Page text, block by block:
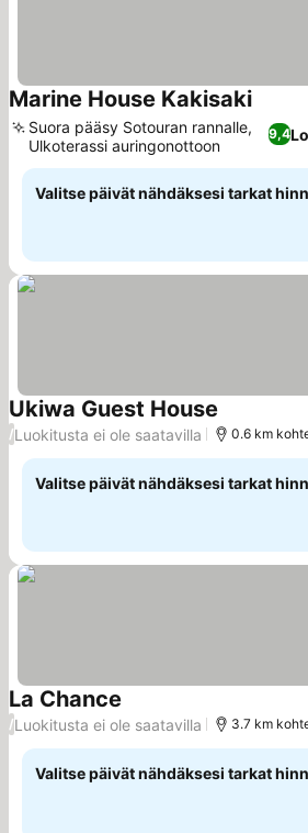
Marine House KakisakiKatso
9,4
Suora pääsy Sotouran rannalle,
Ulkoterassi auringonottoon
Valitse päivät nähdäksesi tarkat
Ukiwa Guest HouseKatso hinnat
/Luokitusta ei ole saatavilla 0.6 km
Valitse päivät nähdäksesi tarkat
La Chance Katso hinnat
/Luokitusta ei ole saatavilla 3.7 km
Valitse päivät nähdäksesi tarkat